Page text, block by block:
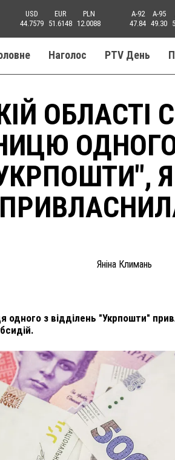
USD
44.7579
EUR
51.6148
PLN
12.0088
A-92
47.84
A-95
49.30
Наголос PTV День
ОБЛАСТІ
ОДНОГО
Яніна Климань
одного з відділень "Укрпошти"
62-РІЧНУ
ВНАСЛІДОК
ПОМЕР ВОЇН
25 листопада 2025